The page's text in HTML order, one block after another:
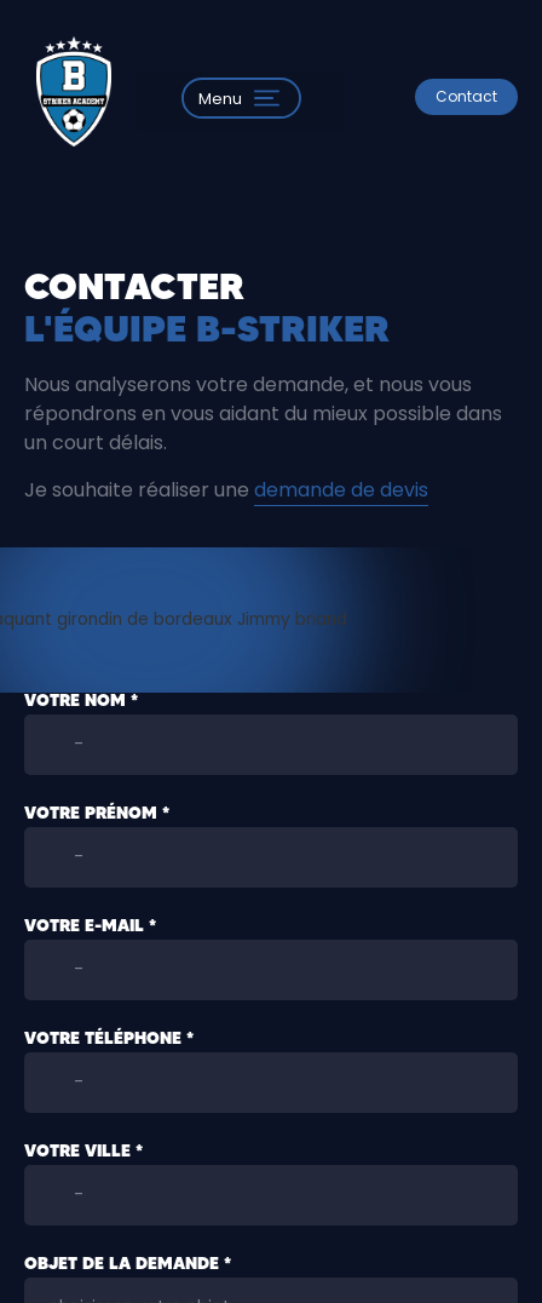
Menu Contact
CONTACTER
L'ÉQUIPE B-STRIKER
Nous analyserons votre demande, et nous vous
répondrons en vous aidant du mieux possible dans
un court délais.
Je souhaite réaliser une demande de devis
VOTRE NOM *
VOTRE PRÉNOM *
VOTRE E-MAIL *
VOTRE TÉLÉPHONE *
VOTRE VILLE *
OBJET DE LA DEMANDE *